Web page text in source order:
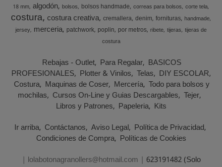
18 mm algodón bolsos bolsos handmade correas para bolsos corte tela
costura costura creativa cremallera denim fornituras handmade
jersey merceria patchwork poplin por metros ribete tijeras tijeras de
costura
Rebajas - Outlet Para Regalar BASICOS
PROFESIONALES Plotter & Vinilos Telas DIY ESCOLAR
Costura Maquinas de Coser Mercería Todo para bolsos y
mochilas Cursos On-Line y Guias Descargables Tejer
Libros y Patrones Papeleria Kits
Ir arriba Contáctanos Aviso Legal Política de Privacidad
Condiciones de Compra Políticas de Cookies
| lolabotonagranollers@hotmail.com | 623191482 (Solo